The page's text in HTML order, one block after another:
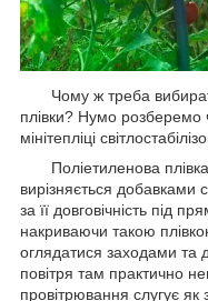
Чому ж треба
плівки? Нумо розберемо
мінітепліці
Поліетиленова плівка
вирізняється добавками
за її довговічність під
накриваючи такою
оглядатися заходами та
повітря там практично
провітрювання слугує